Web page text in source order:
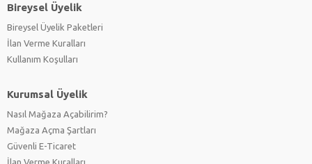
Bireysel Üyelik
Bireysel Üyelik Paketleri
İlan Verme Kuralları
Kullanım Koşulları
Kurumsal Üyelik
Nasıl Mağaza Açabilirim?
Mağaza Açma Şartları
Güvenli E-Ticaret
İlan Verme Kuralları